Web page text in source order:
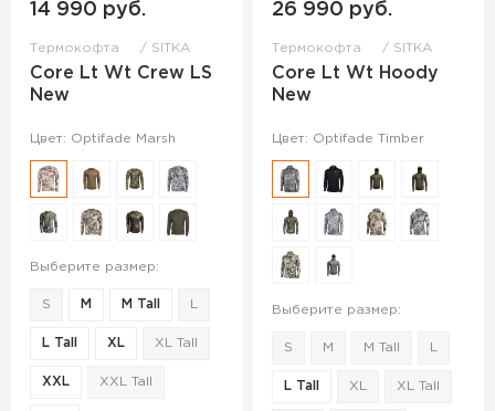
14 990 руб.
Термокофта SITKA
Core Lt Wt Crew LS
New
Цвет: Optifade Marsh
Выберите размер:
S M M Tall
L Tall XL XL Tall
XXL XXL Tall
26 990 руб.
Термокофта SITKA
Core Lt Wt Hoody
New
Цвет: Optifade Timber
Выберите размер:
S M M Tall
L Tall XL XL Tall